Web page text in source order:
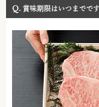
Q. 賞味期限はいつまでで